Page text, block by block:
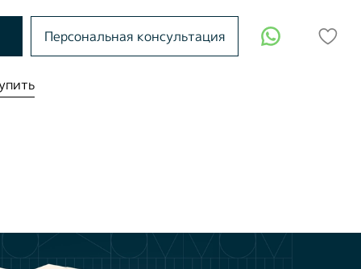
Персональная консультация